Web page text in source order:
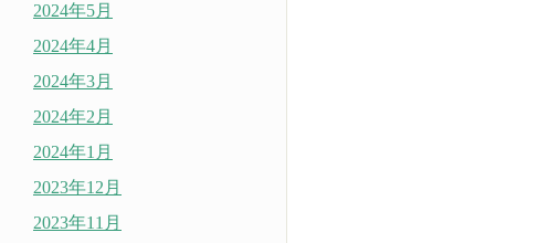
2024年5月
2024年4月
2024年3月
2024年2月
2024年1月
2023年12月
2023年11月